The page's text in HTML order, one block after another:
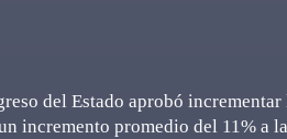
del Estado aprobó
incremento promedio del 11% a